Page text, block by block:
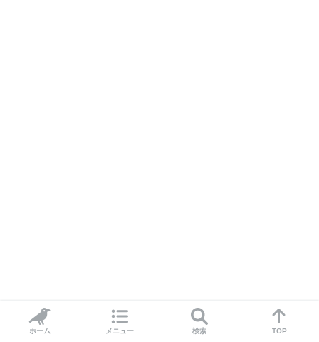
ホーム メニュー 検索 TOP